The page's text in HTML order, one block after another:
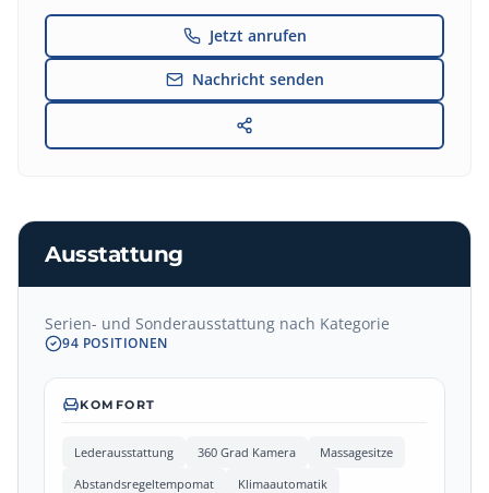
Jetzt anrufen
Nachricht senden
Ausstattung
Serien- und Sonderausstattung nach Kategorie
94 POSITIONEN
KOMFORT
Lederausstattung 360 Grad Kamera
Massagesitze
Abstandsregeltempomat
Klimaautomatik